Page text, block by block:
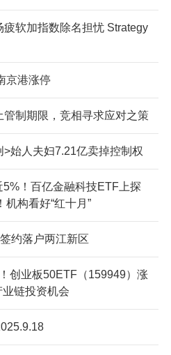
疲软加指数除名担忧 Strategy
京港涨停
制期限，竞相寻求应对之策
始人夫妇7.21亿卖掉控制权
！百亿金融科技ETF上探
构看好“红十月”
约落户两江新区
创业板50ETF（159949）涨
链投资机会